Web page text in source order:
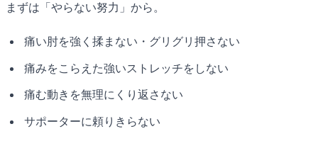
まずは「やらない努力」から。
痛い肘を強く揉まない・グリグリ押さない
痛みをこらえた強いストレッチをしない
痛む動きを無理にくり返さない
サポーターに頼りきらない